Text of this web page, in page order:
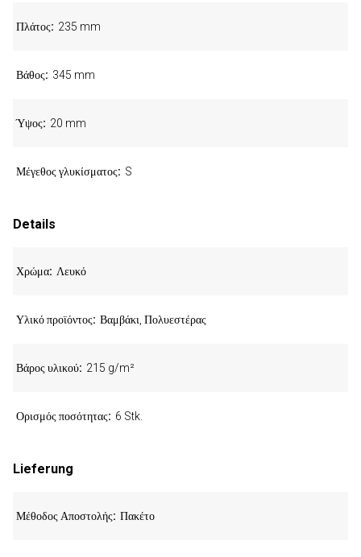
Πλάτος 235 mm
Βάθος 345 mm
Ύψος 20 mm
Μέγεθος γλυκίσματος S
Details
Χρώμα Λευκό
Υλικό προϊόντος Βαμβάκι, Πολυεστέρας
Βάρος υλικού 215 g/m²
Ορισμός ποσότητας 6 Stk.
Lieferung
Μέθοδος Αποστολής Πακέτο